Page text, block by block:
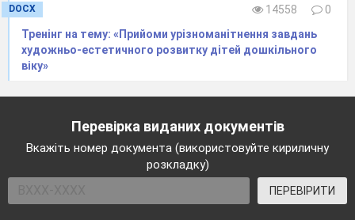
DOCX 14558
0
Тренінг на тему: «Прийоми урізноманітнення завдань
художньо-естетичного розвитку дітей дошкільного
віку»
Перевірка виданих документів
Вкажіть номер документа (використовуйте кириличну
розкладку)
ПЕРЕВІРИТИ